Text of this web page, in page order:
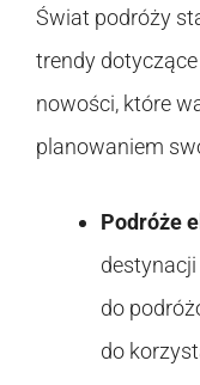
Świat podróży
trendy
nowości, które
planowaniem
Podróże
do
do